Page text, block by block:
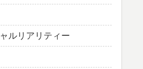
ルリアリティー